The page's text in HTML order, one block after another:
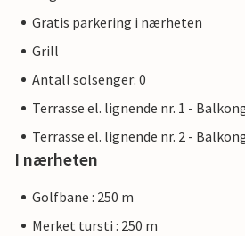
Gratis parkering i nærheten
Grill
Antall solsenger: 0
Terrasse el. lignende nr. 1 -
Terrasse el. lignende nr. 2 -
I nærheten
Golfbane : 250 m
Merket tursti : 250 m